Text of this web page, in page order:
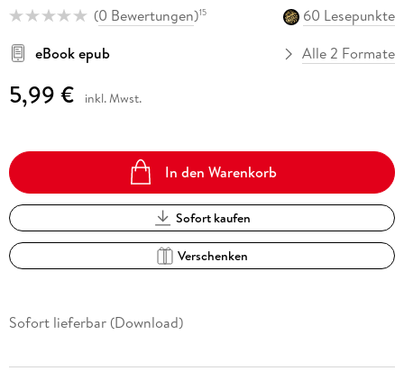
(0 Bewertungen)15
60 Lesepunkte
eBook epub
Alle 2 Formate
5,99 € inkl. Mwst.
In den Warenkorb
Sofort kaufen
Verschenken
Sofort lieferbar (Download)